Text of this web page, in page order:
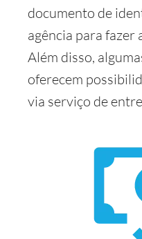
documento de
agência para fazer
Além disso,
oferecem
via serviço de